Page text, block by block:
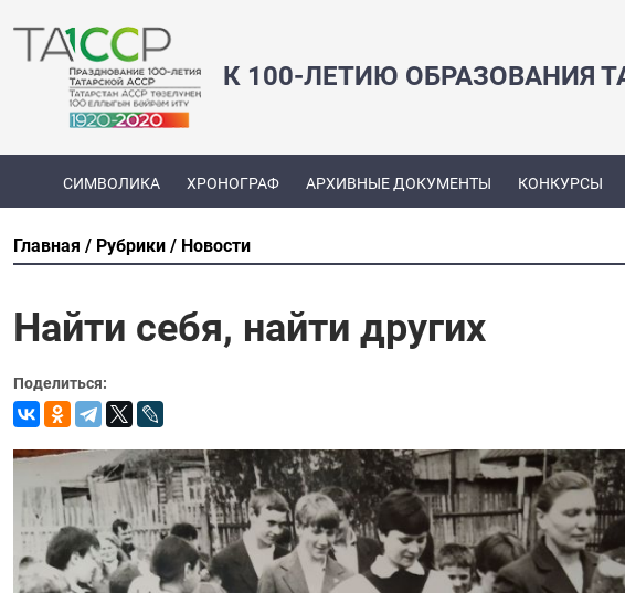
К 100-ЛЕТИЮ ОБРАЗОВАНИЯ
СИМВОЛИКА ХРОНОГРАФ АРХИВНЫЕ ДОКУМЕНТЫ КОНКУРСЫ
Главная Рубрики Новости
Найти себя, найти других
Поделиться: